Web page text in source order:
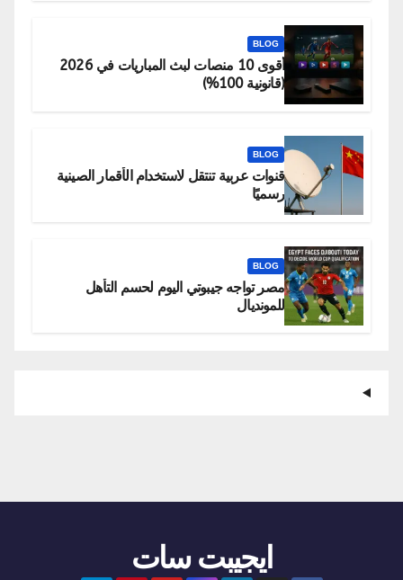
BLOG
أقوى 10 منصات لبث المباريات في 2026
(قانونية 100%)
BLOG
قنوات عربية تنتقل لاستخدام الأقمار الصينية
رسميًا
BLOG
مصر تواجه جيبوتي اليوم لحسم التأهل
للمونديال
ايجيبت سات